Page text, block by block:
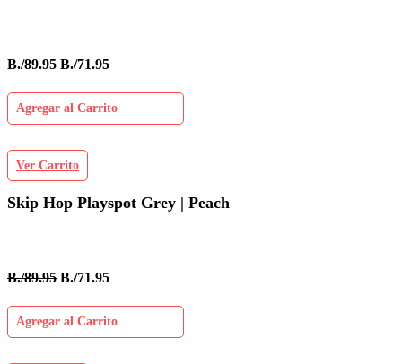
B./89.95 B./71.95
Agregar al Carrito
Ver Carrito
Skip Hop Playspot Grey | Peach
B./89.95 B./71.95
Agregar al Carrito